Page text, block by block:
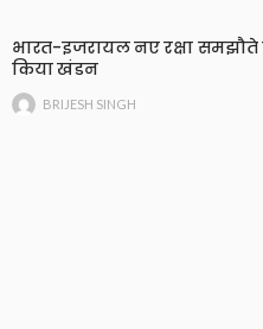
भारत-इजरायल नए रक्षा
किया खंडन
BRIJESH SINGH